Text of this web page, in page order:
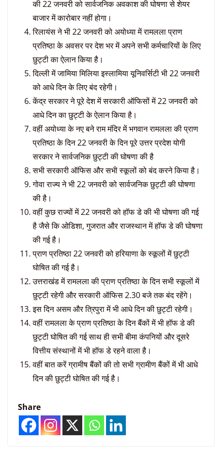
की 22 जनवरी को सार्वजनिक अवकाश की घोषणा से शेयर
बाजार में कारोबार नहीं होगा।
रिलायंस ने भी 22 जनवरी को अयोध्या में रामलला प्राण
प्रतिष्ठा के अवसर पर देश भर में अपने सभी कर्मचारियों के लिए
छुट्टी का ऐलान किया है।
दिल्ली में जामिया मिलिया इस्लामिया यूनिवर्सिटी भी 22 जनवरी
को आधे दिन के लिए बंद रहेगी।
केंद्र सरकार ने पूरे देश में सरकारी ऑफिसों में 22 जनवरी को
आधे दिन का छुट्टी के ऐलान किया है।
वहीं अयोध्या के नए बने राम मंदिर में भगवान रामलला की प्राण
प्रतिष्ठा के दिन 22 जनवरी के दिन पूरे उत्तर प्रदेश योगी
सरकार ने सार्वजनिक छुट्टी की घोषणा की है
सभी सरकारी ऑफिस और सभी स्कूलों को बंद करने किया है।
गोवा राज्य ने भी 22 जनवरी को सार्वजनिक छुट्टी की घोषणा
की है।
वहीं कुछ राज्यों में 22 जनवरी को हॉफ डे की भी घोषणा की गई
है जैसे कि ओडिशा, गुजरात और राजस्थान में हॉफ डे की घोषणा
की गई है।
प्राण प्रतिष्ठा 22 जनवरी को हरियाणा के स्कूलों में छुट्टी
घोषित की गई है।
उत्तराखंड में रामलला की प्राण प्रतिष्ठा के दिन सभी स्कूलों में
छुट्टी रहेगी और सरकारी ऑफिस 2.30 बजे तक बंद रहेंगे।
इस दिन असम और त्रिपुरा में भी आधे दिन की छुट्टी रहेगी।
वहीं रामलला के प्राण प्रतिष्ठा के दिन बैंकों में भी हॉफ डे की
छुट्टी घोषित की गई साथ ही सभी बीमा कंपनियों और दूसरे
वित्तीय संस्थानों में भी हॉफ डे रहने वाला है।
वहीं बात करें ग्रामीष बैंकों की तो सभी ग्रामीण बैंकों में भी आधे
दिन की छुट्टी घोषित की गई है।
Share